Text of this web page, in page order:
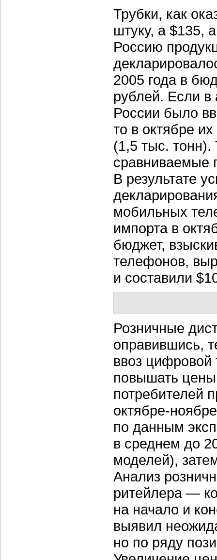
Трубки, как
штуку, а $135,
Россию
2005 года в
рублей. Если в
России было
то в октябре
(1,5 тыс.
сравниваемые
В результате
мобильных
импорта в
бюджет,
телефонов,
и составили
Розничные
оправившись,
ввоз
повышать
потребителей
октябре-ноябре
по данным
в среднем до
моделей),
Анализ
ритейлера —
на начало и
выявил
но по ряду